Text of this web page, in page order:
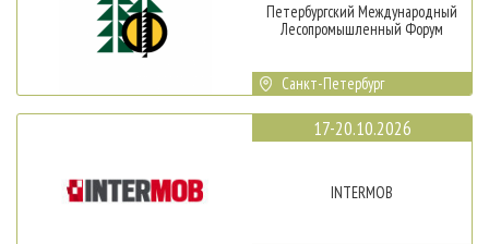
Петербургский Международный
Лесопромышленный Форум
Санкт-Петербург
17-20.10.2026
INTERMOB